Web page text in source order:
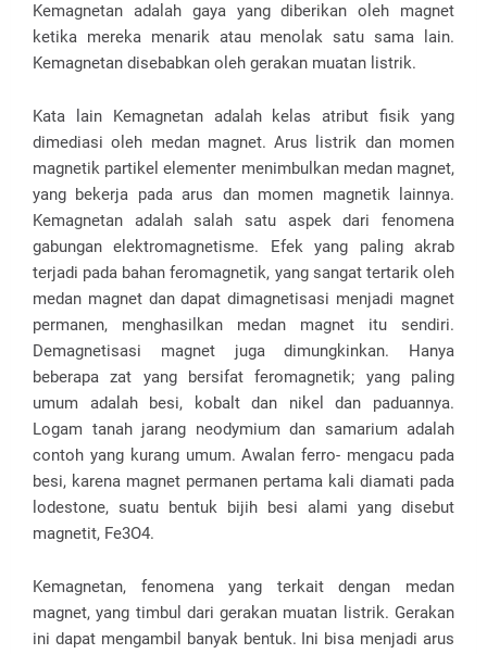
Kemagnetan adalah gaya yang diberikan oleh magnet
ketika mereka menarik atau menolak satu sama lain.
Kemagnetan disebabkan oleh gerakan muatan listrik.
Kata lain Kemagnetan adalah kelas atribut fisik yang
dimediasi oleh medan magnet. Arus listrik dan momen
magnetik partikel elementer menimbulkan medan magnet,
yang bekerja pada arus dan momen magnetik lainnya.
Kemagnetan adalah salah satu aspek dari fenomena
gabungan elektromagnetisme. Efek yang paling akrab
terjadi pada bahan feromagnetik, yang sangat tertarik oleh
medan magnet dan dapat dimagnetisasi menjadi magnet
permanen, menghasilkan medan magnet itu sendiri.
Demagnetisasi magnet juga dimungkinkan. Hanya
beberapa zat yang bersifat feromagnetik; yang paling
umum adalah besi, kobalt dan nikel dan paduannya.
Logam tanah jarang neodymium dan samarium adalah
contoh yang kurang umum. Awalan ferro- mengacu pada
besi, karena magnet permanen pertama kali diamati pada
lodestone, suatu bentuk bijih besi alami yang disebut
magnetit, Fe3O4.
Kemagnetan, fenomena yang terkait dengan medan
magnet, yang timbul dari gerakan muatan listrik. Gerakan
ini dapat mengambil banyak bentuk. Ini bisa menjadi arus